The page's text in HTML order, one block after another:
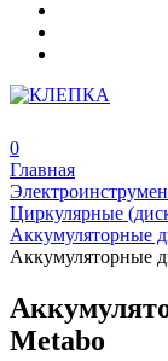
0
Главная
Циркулярные
Аккумуляторные
Аккумуляторные
Metabo